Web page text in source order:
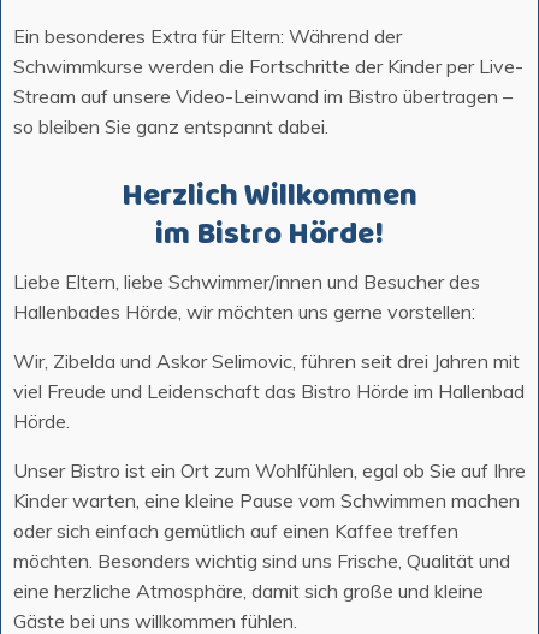
Ein besonderes Extra für Eltern: Während der
Schwimmkurse werden die Fortschritte der Kinder per Live-
Stream auf unsere Video-Leinwand im Bistro übertragen –
so bleiben Sie ganz entspannt dabei.
Herzlich Willkommen
im Bistro Hörde!
Liebe Eltern, liebe Schwimmer/innen und Besucher des
Hallenbades Hörde, wir möchten uns gerne vorstellen:
Wir, Zibelda und Askor Selimovic, führen seit drei Jahren mit
viel Freude und Leidenschaft das Bistro Hörde im Hallenbad
Hörde.
Unser Bistro ist ein Ort zum Wohlfühlen, egal ob Sie auf Ihre
Kinder warten, eine kleine Pause vom Schwimmen machen
oder sich einfach gemütlich auf einen Kaffee treffen
möchten. Besonders wichtig sind uns Frische, Qualität und
eine herzliche Atmosphäre, damit sich große und kleine
Gäste bei uns willkommen fühlen.